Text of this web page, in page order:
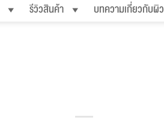
รีวิวสินค้า บทความเกี่ยวกับผิว